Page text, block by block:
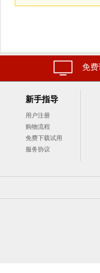
免
新手指导
用户注册
购物流程
免费下载试用
服务协议